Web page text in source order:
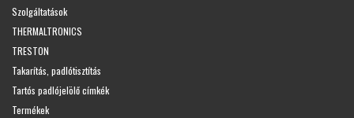
Szolgáltatások
THERMALTRONICS
TRESTON
Takarítás, padlótisztítás
Tartós padlójelölő címkék
Termékek